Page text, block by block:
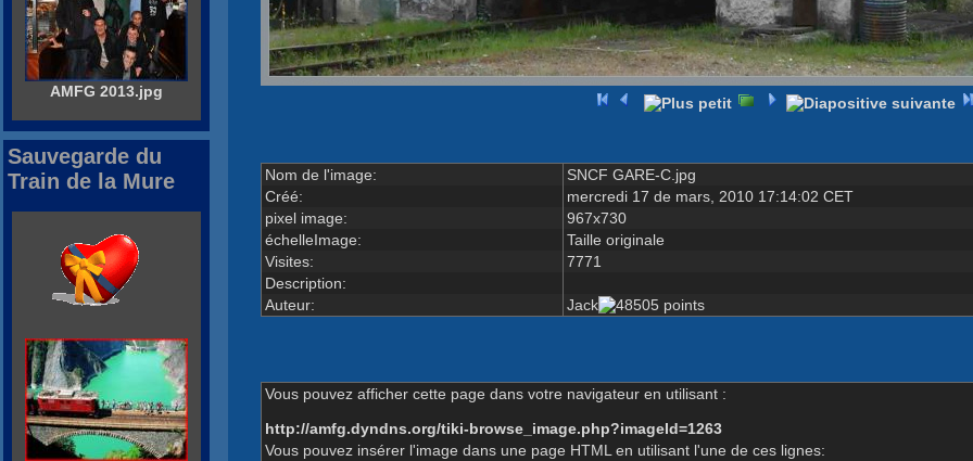
Nom de l'image:
SNCF GARE-C.jpg
Créé:
mercredi 17 de mars, 2010 17:14:02 CET
pixel image:
967x730
échelleImage:
Taille originale
Visites:
7771
Description:
Auteur:
Jack
Vous pouvez afficher cette page dans votre navigateur en utilisant :
http://amfg.dyndns.org/tiki-browse_image.php?imageId=1263
Vous pouvez insérer l'image dans une page HTML en utilisant l'une de ces lignes:
AMFG 2013.jpg
Sauvegarde du
Train de la Mure